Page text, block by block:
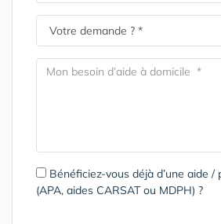
Bénéficiez-vous déjà d’une aide /
(APA, aides CARSAT ou MDPH) ?